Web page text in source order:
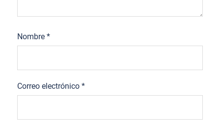
Nombre *
Correo electrónico *